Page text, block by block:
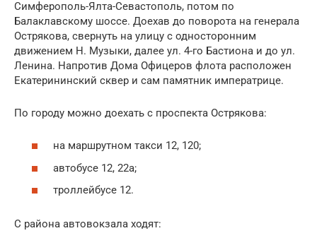
Симферополь-Ялта-Севастополь, потом по
Балаклавскому шоссе. Доехав до поворота на генерала
Острякова, свернуть на улицу с односторонним
движением Н. Музыки, далее ул. 4-го Бастиона и до ул.
Ленина. Напротив Дома Офицеров флота расположен
Екатерининский сквер и сам памятник императрице.
По городу можно доехать с проспекта Острякова:
на маршрутном такси 12, 120;
автобусе 12, 22а;
троллейбусе 12.
С района автовокзала ходят: